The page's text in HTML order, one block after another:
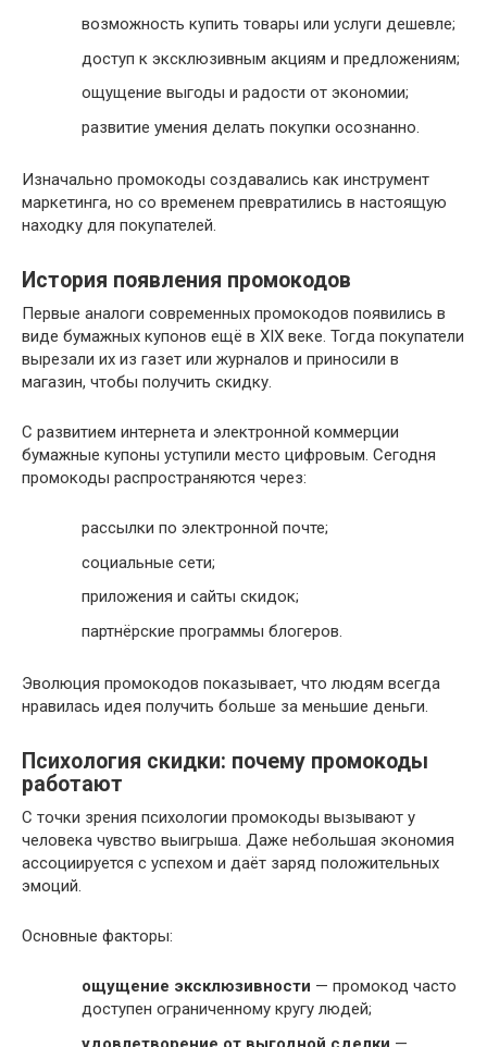
возможность купить товары или услуги дешевле;
доступ к эксклюзивным акциям и предложениям;
ощущение выгоды и радости от экономии;
развитие умения делать покупки осознанно.
Изначально промокоды создавались как инструмент
маркетинга, но со временем превратились в настоящую
находку для покупателей.
История появления промокодов
Первые аналоги современных промокодов появились в
виде бумажных купонов ещё в XIX веке. Тогда покупатели
вырезали их из газет или журналов и приносили в
магазин, чтобы получить скидку.
С развитием интернета и электронной коммерции
бумажные купоны уступили место цифровым. Сегодня
промокоды распространяются через:
рассылки по электронной почте;
социальные сети;
приложения и сайты скидок;
партнёрские программы блогеров.
Эволюция промокодов показывает, что людям всегда
нравилась идея получить больше за меньшие деньги.
Психология скидки: почему промокоды
работают
С точки зрения психологии промокоды вызывают у
человека чувство выигрыша. Даже небольшая экономия
ассоциируется с успехом и даёт заряд положительных
эмоций.
Основные факторы:
ощущение эксклюзивности — промокод часто
доступен ограниченному кругу людей;